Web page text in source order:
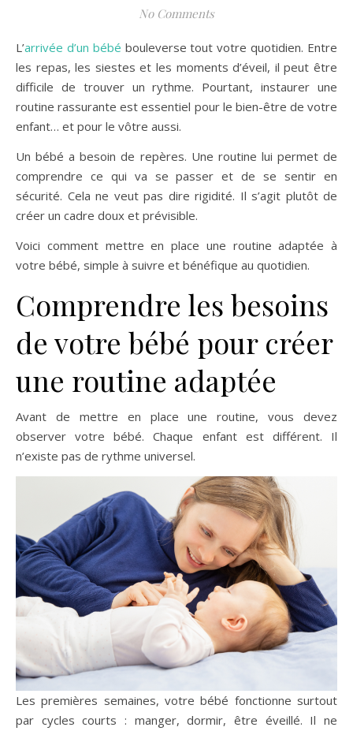
No Comments
L’arrivée d’un bébé bouleverse tout votre quotidien. Entre
les repas, les siestes et les moments d’éveil, il peut être
difficile de trouver un rythme. Pourtant, instaurer une
routine rassurante est essentiel pour le bien-être de votre
enfant… et pour le vôtre aussi.
Un bébé a besoin de repères. Une routine lui permet de
comprendre ce qui va se passer et de se sentir en
sécurité. Cela ne veut pas dire rigidité. Il s’agit plutôt de
créer un cadre doux et prévisible.
Voici comment mettre en place une routine adaptée à
votre bébé, simple à suivre et bénéfique au quotidien.
Comprendre les besoins
de votre bébé pour créer
une routine adaptée
Avant de mettre en place une routine, vous devez
observer votre bébé. Chaque enfant est différent. Il
n’existe pas de rythme universel.
Les premières semaines, votre bébé fonctionne surtout
par cycles courts : manger, dormir, être éveillé. Il ne